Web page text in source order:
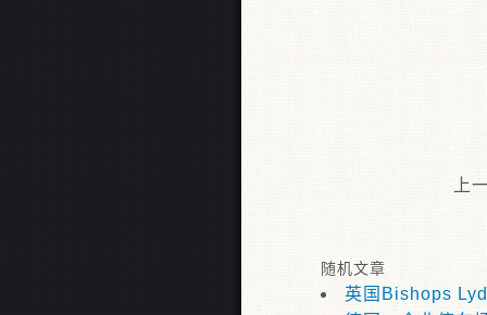
上
随机文章
英国Bishops